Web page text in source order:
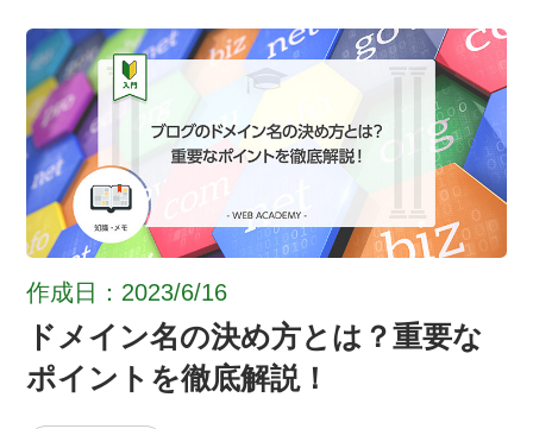
作成日：2023/6/16
ドメイン名の決め方とは？重要な
ポイントを徹底解説！